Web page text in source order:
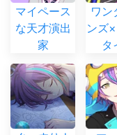
マイペース
な天才演出
家
ワン
ンズ
タ